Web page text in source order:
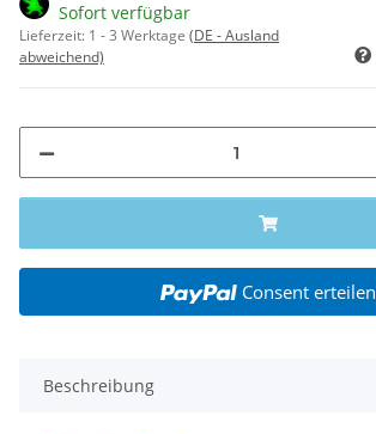
Sofort verfügbar
Lieferzeit: 1 - 3 Werktage (DE - Ausland
abweichend)
Consent erteilen
Beschreibung